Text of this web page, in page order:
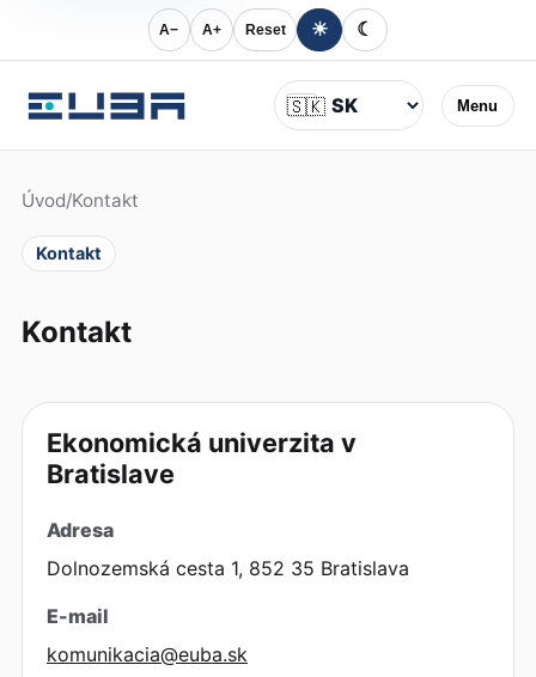
A− A+ Reset ☀ ☾
Menu
Jazyk
🇸🇰
Úvod/Kontakt
Kontakt
Kontakt
Ekonomická univerzita v
Bratislave
Adresa
Dolnozemská cesta 1, 852 35 Bratislava
E-mail
komunikacia@euba.sk